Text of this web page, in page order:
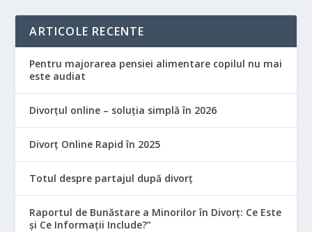
ARTICOLE RECENTE
Pentru majorarea pensiei alimentare copilul nu mai
este audiat
Divorțul online – soluția simplă în 2026
Divorț Online Rapid în 2025
Totul despre partajul după divorț
Raportul de Bunăstare a Minorilor în Divorț: Ce Este
și Ce Informații Include?”